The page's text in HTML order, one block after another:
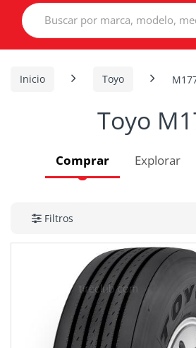
Search
for:
Inicio Toyo
Toyo
Comprar Explorar
Filtros